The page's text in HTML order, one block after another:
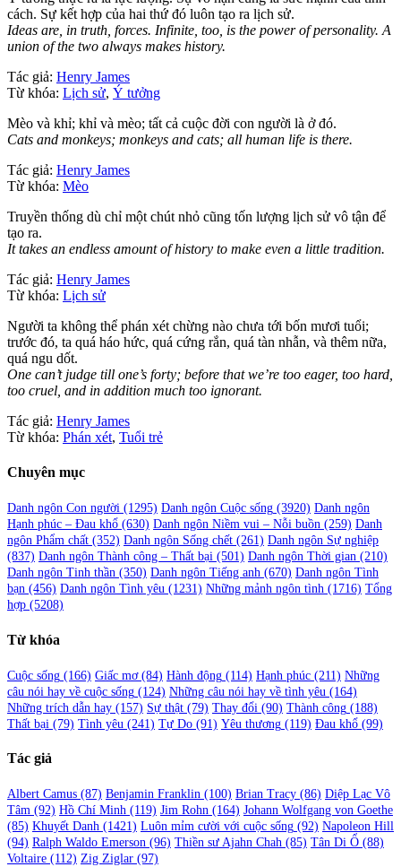
cách. Sự kết hợp của hai thứ đó luôn tạo ra lịch sử.
Ideas are, in truth, forces. Infinite, too, is the power of personality. A
union of the two always makes history.
Tác giả: Henry James
Từ khóa: Lịch sử, Ý tưởng
Mèo và khỉ; khỉ và mèo; tất cả cuộc đời con người là ở đó.
Cats and monkeys; monkeys and cats; all human life is there.
Tác giả: Henry James
Từ khóa: Mèo
Truyền thống dù chỉ một chút nhỏ cũng tốn lượng lịch sử vô tận để
tạo ra.
It takes an endless amount of history to make even a little tradition.
Tác giả: Henry James
Từ khóa: Lịch sử
Người ta không thể phán xét chừng nào chưa tới bốn mươi tuổi;
trước đó, ta quá háo hức, quá cứng rắn, quá tàn nhẫn, và thêm nữa,
quá ngu dốt.
One can’t judge till one’s forty; before that we’re too eager, too hard,
too cruel, and in addition much too ignorant.
Tác giả: Henry James
Từ khóa: Phán xét, Tuổi trẻ
Chuyên mục
Danh ngôn Con người (1295) Danh ngôn Cuộc sống (3920) Danh ngôn
Hạnh phúc – Đau khổ (630) Danh ngôn Niềm vui – Nỗi buồn (259) Danh
ngôn Phẩm chất (352) Danh ngôn Sống chết (261) Danh ngôn Sự nghiệp
(837) Danh ngôn Thành công – Thất bại (501) Danh ngôn Thời gian (210)
Danh ngôn Tinh thần (350) Danh ngôn Tiếng anh (670) Danh ngôn Tình
bạn (456) Danh ngôn Tình yêu (1231) Những mảnh ngôn tình (1716) Tổng
hợp (5208)
Từ khóa
Cuộc sống (166) Giấc mơ(84) Hành động (114) Hạnh phúc (211) Những
câu nói hay về cuộc sống (124) Những câu nói hay về tình yêu (164)
Những trích dẫn hay (157) Sự thật (79) Thay đổi (90) Thành công (188)
Thất bại (79) Tình yêu (241) Tự Do (91) Yêu thương (119) Đau khổ (99)
Tác giả
Albert Camus (87) Benjamin Franklin (100) Brian Tracy (86) Diệp Lạc Vô
Tâm (92) Hồ Chí Minh (119) Jim Rohn (164) Johann Wolfgang von Goethe
(85) Khuyết Danh (1421) Luôn mỉm cười với cuộc sống (92) Napoleon Hill
(94) Ralph Waldo Emerson (96) Thiền sư Ajahn Chah (85) Tân Di Ổ (88)
Voltaire (112) Zig Ziglar (97)